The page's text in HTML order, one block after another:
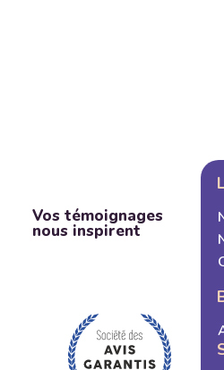
Vos témoignages
nous inspirent